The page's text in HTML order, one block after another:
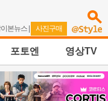
본뉴스 | 사진구매
포토엔 영상TV